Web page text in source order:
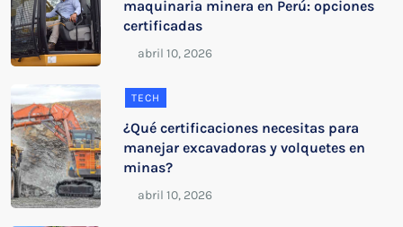
maquinaria minera en Perú: opciones
certificadas
TECH
¿Qué certificaciones necesitas para
manejar excavadoras y volquetes en
minas?